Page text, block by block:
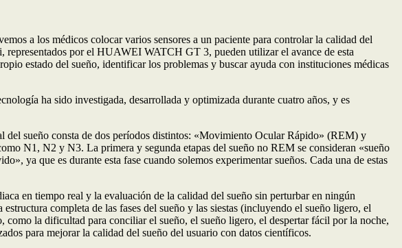
a los médicos colocar varios sensores a un paciente para controlar la calidad del
representados por el HUAWEI WATCH GT 3, pueden utilizar el avance de esta
estado del sueño, identificar los problemas y buscar ayuda con instituciones médicas
ha sido investigada, desarrollada y optimizada durante cuatro años, y es
del sueño consta de dos períodos distintos: «Movimiento Ocular Rápido» (REM) y
N1, N2 y N3. La primera y segunda etapas del sueño no REM se consideran «sueño
ya que es durante esta fase cuando solemos experimentar sueños. Cada una de estas
en tiempo real y la evaluación de la calidad del sueño sin perturbar en ningún
completa de las fases del sueño y las siestas (incluyendo el sueño ligero, el
la dificultad para conciliar el sueño, el sueño ligero, el despertar fácil por la noche,
para mejorar la calidad del sueño del usuario con datos científicos.